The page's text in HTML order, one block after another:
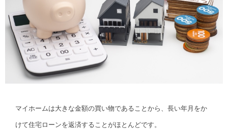
マイホームは大きな金額の買い物であることから、長い年月をか
けて住宅ローンを返済することがほとんどです。